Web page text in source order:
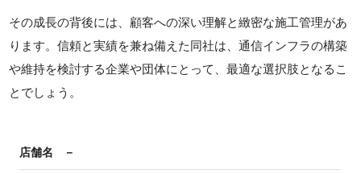
その成長の背後には、顧客への深い理解と緻密な施工管理があ
ります。信頼と実績を兼ね備えた同社は、通信インフラの構築
や維持を検討する企業や団体にとって、最適な選択肢となるこ
とでしょう。
店舗名 －